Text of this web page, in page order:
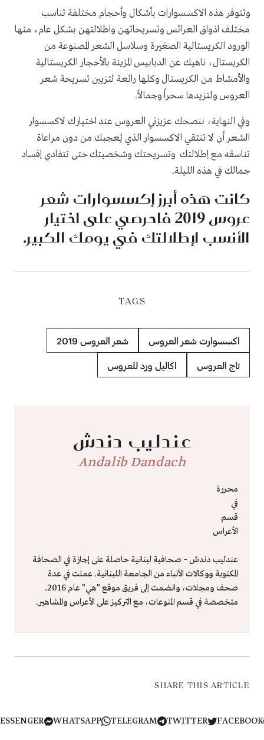
وتتوفر هذه الاكسسوارات بأشكال وأحجام مختلفة تناسب
مختلف اذواق العرائس وتسريحاتهن واطلالتهن بشكل عام، منها
الورود الكريستالية الصغيرة وسلاسل الشعر المصنوعة من
الكريستال، ناهيك عن الدبابيس المزينة بالأحجار الكريستالية
والأمشاط من الكريستال وكلها رائعة لتزيين تسريحة شعر
العروس ولتزيدها سحراً وجمالاً.
وفي النهاية، ننصحك عزيزتي العروس عند اختيارك لاكسسوار
الشعر أن لا تنتقي الاكسسوار الذي يُعجبك من دون مراعاة
تناسقه مع إطلالتك وتسريحتك وشخصيتك حتى تتفادي إفساد
جمالك في هذه الليلة.
كانت هذه أبرز إكسسوارات شعر
عروس 2019 فاحرصي على اختيار
الأنسب لإطلالتك في يومك الكبير.
TAGS
اكسسوارت شعر العروس شعر العروس 2019
تاج العروس اكاليل ورد للعروس
عندليب دندش
Andalib Dandach
محررة
قسم
الأعراس
عندليب دندش – صحافية لبنانية حاصلة على إجازة في الصحافة
المكتوبة ووكالات الأنباء من الجامعة اللبنانية. عملت في عدة
صحف ومجلات، وانضمت إلى فريق موقع "هي" عام 2016.
متخصصة في قسم المنوعات، مع التركيز على الأعراس والمشاهير.
SHARE THIS ARTICLE
TWITTER
TELEGRAM
WHATSAPP
MESSENGER